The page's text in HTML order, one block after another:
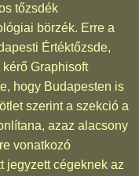
tőzsdék
börzék. Erre a
Értéktőzsde,
Graphisoft
hogy Budapesten is
szerint a szekció a
azaz alacsony
vonatkozó
jegyzett cégeknek az